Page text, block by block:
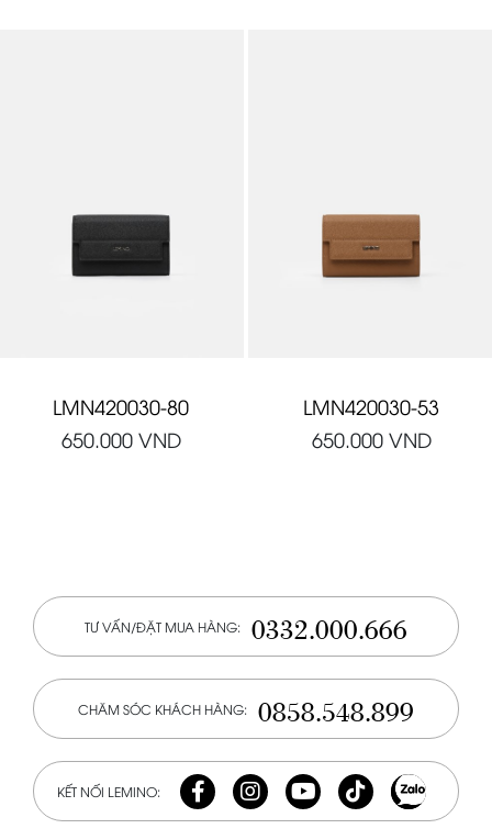
LMN420030-80
650.000VND
LMN420030-53
650.000VND
TƯ VẤN/ĐẶT MUA HÀNG: 0332.000.666
CHĂM SÓC KHÁCH HÀNG: 0858.548.899
KẾT NỐI LEMINO: